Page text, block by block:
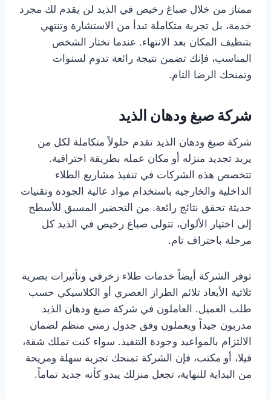
ممتاز من خلال صباغ رخيص في الذيد لن يقدم لك مجرد
خدمة، بل تجربة متكاملة تبدأ من الاستشارة وتنتهي
بتنظيف المكان بعد الانتهاء. عندما تختار الشخص
المناسب، فإنك تضمن نتيجة رائعة تدوم لسنوات
وتمنحك الرضا التام.
شركة صبغ ودهان الذيد
شركة صبغ ودهان الذيد تقدم حلولاً متكاملة لكل من
يريد تجديد منزله أو مكان عمله بطريقة احترافية.
تتخصص هذه الشركات في تنفيذ مشاريع الطلاء
الداخلية والخارجية باستخدام مواد عالية الجودة وتقنيات
حديثة تحقق نتائج رائعة. من التحضير المسبق للأسطح
إلى اختيار الألوان، تتولى صباغ رخيص في الذيد كل
مرحلة باحتراف تام.
توفر الشركة أيضاً خدمات طلاء زخرفي وتأثيرات بصرية
ثلاثية الأبعاد تلائم الطراز العصري أو الكلاسيكي حسب
طلب العميل. العاملون في شركة صبغ ودهان الذيد
مدربون جيداً ويعملون وفق جدول زمني منظم لضمان
الالتزام بالمواعيد وجودة التنفيذ. سواء كنت تملك شقة،
فيلا، أو مكتب، فإن الشركة تمنحك تجربة سهلة ومريحة
من البداية للنهاية، تجعل منزلك يبدو كأنه جديد تماماً.